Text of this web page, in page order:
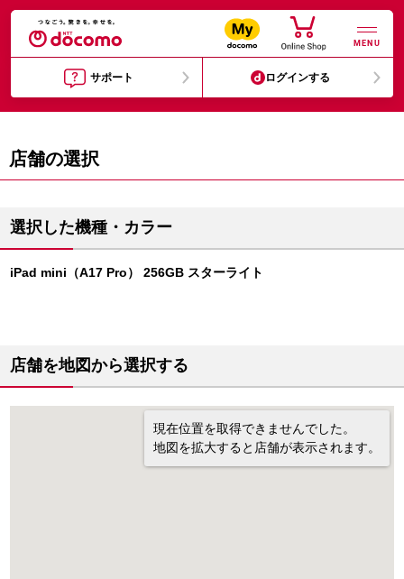
MENU
サポート ログインする
店舗の選択
選択した機種・カラー
iPad mini（A17 Pro） 256GB スターライト
店舗を地図から選択する
現在位置を取得できませんでした。
地図を拡大すると店舗が表示されます。